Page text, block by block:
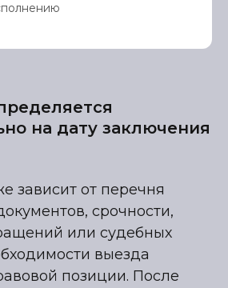
на дату заключения
зависит от перечня
срочности,
или судебных
выезда
позиции. После